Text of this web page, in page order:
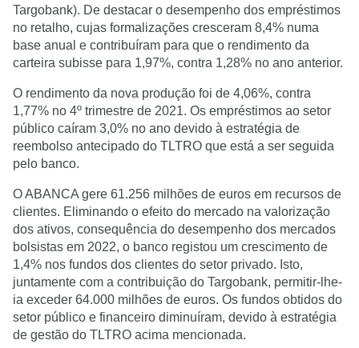
Targobank). De destacar o desempenho dos empréstimos
no retalho, cujas formalizações cresceram 8,4% numa
base anual e contribuíram para que o rendimento da
carteira subisse para 1,97%, contra 1,28% no ano anterior.
O rendimento da nova produção foi de 4,06%, contra
1,77% no 4º trimestre de 2021. Os empréstimos ao setor
público caíram 3,0% no ano devido à estratégia de
reembolso antecipado do TLTRO que está a ser seguida
pelo banco.
O ABANCA gere 61.256 milhões de euros em recursos de
clientes. Eliminando o efeito do mercado na valorização
dos ativos, consequência do desempenho dos mercados
bolsistas em 2022, o banco registou um crescimento de
1,4% nos fundos dos clientes do setor privado. Isto,
juntamente com a contribuição do Targobank, permitir-lhe-
ia exceder 64.000 milhões de euros. Os fundos obtidos do
setor público e financeiro diminuíram, devido à estratégia
de gestão do TLTRO acima mencionada.